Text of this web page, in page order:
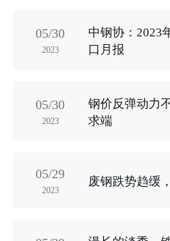
05/30
2023
中钢协：2023
口月报
05/30
2023
钢价反弹动力
求端
05/29
2023
废钢跌势趋缓